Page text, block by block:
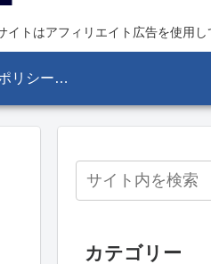
トはアフィリエイト広告を使用し
プライバシーポリシー・免責事項
カテゴリー